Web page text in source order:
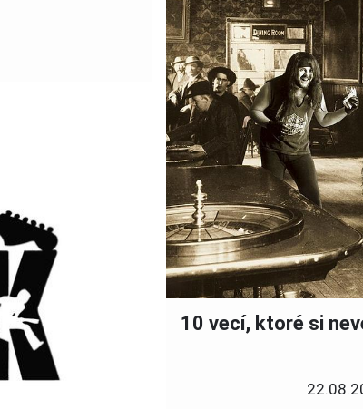
of
Death
10 vecí, ktoré si